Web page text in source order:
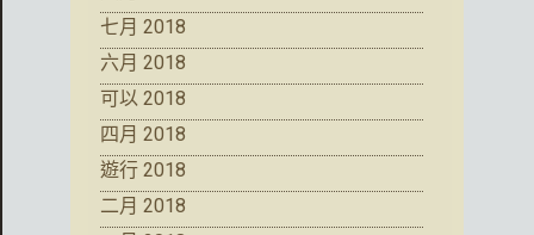
七月 2018
六月 2018
可以 2018
四月 2018
遊行 2018
二月 2018